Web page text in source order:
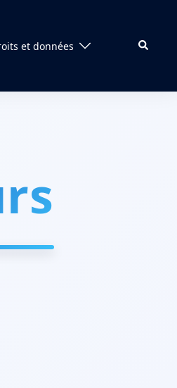
et données